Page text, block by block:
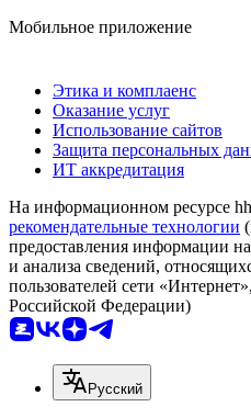
Мобильное приложение
Этика и комплаенс
Оказание услуг
Использование сайтов
Защита персональных
ИТ аккредитация
На информационном ресурсе
рекомендательные технологии
предоставления информации
и анализа сведений,
пользователей сети
Российской Федерации)
Русский